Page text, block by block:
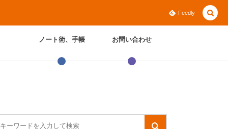
Feedly
ノート術、手帳 お問い合わせ